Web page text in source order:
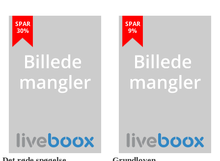
SPAR
30%
SPAR
9%